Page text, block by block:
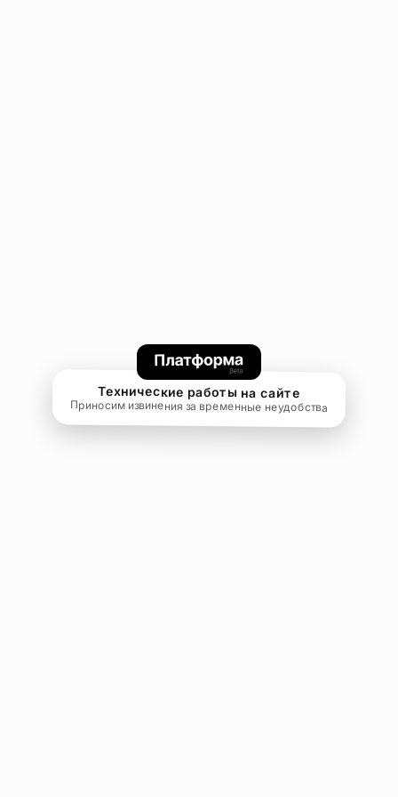
Технические работы на сайте
Приносим извинения за временные неудобства